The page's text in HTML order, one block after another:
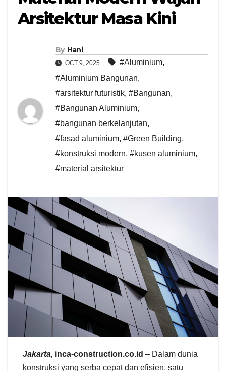
Arsitektur Masa Kini
By Hani
OCT 9, 2025 #Aluminium,
#Aluminium Bangunan,
#arsitektur futuristik, #Bangunan,
#Bangunan Aluminium,
#bangunan berkelanjutan,
#fasad aluminium, #Green Building,
#konstruksi modern, #kusen aluminium,
#material arsitektur
Jakarta, inca-construction.co.id – Dalam dunia
konstruksi yang serba cepat dan efisien, satu